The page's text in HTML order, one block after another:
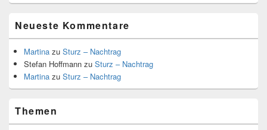
Neueste Kommentare
Martina zu Sturz – Nachtrag
Stefan Hoffmann zu Sturz – Nachtrag
Martina zu Sturz – Nachtrag
Themen